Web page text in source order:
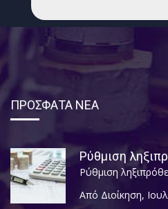
ΠΡΟΣΦΑΤΑ ΝΕΑ
Ρύθμιση
Ρύθμιση
Από Διοίκηση,